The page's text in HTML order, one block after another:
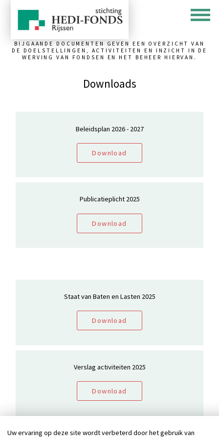
Uw ervaring op deze site wordt verbeterd door het gebruik van
BIJGAANDE DOCUMENTEN GEVEN EEN OVERZICHT VAN
DE DOELSTELLINGEN, ACTIVITEITEN EN INZICHT IN DE
WERVING VAN FONDSEN EN HET BEHEER HIERVAN.
Downloads
Beleidsplan 2026 - 2027
Download
Publicatieplicht 2025
Download
Staat van Baten en Lasten 2025
Download
Verslag activiteiten 2025
Download
Copyright 2026 Stichting HEDI-FONDS